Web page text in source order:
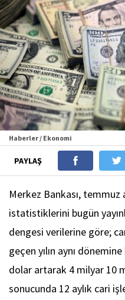
Haberler / Ekonomi
PAYLAŞ
Merkez Bankası,
istatistiklerini bugün
dengesi verilerine göre;
geçen yılın aynı
dolar artarak 4 milyar 10
sonucunda 12 aylık cari